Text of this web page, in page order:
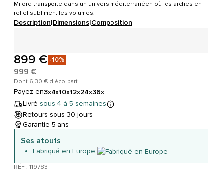
Milord transporte dans un univers méditerranéen où les arches en
relief subliment les volumes.
Description|Dimensions|Composition
899 € -10%
999 €
Dont 6,30 € d'éco-part
Payez en3x4x10x12x24x36x
Livré sous 4 à 5 semaines
Retours sous 30 jours
Garantie 5 ans
Ses atouts
Fabriqué en Europe
RÉF : 119783